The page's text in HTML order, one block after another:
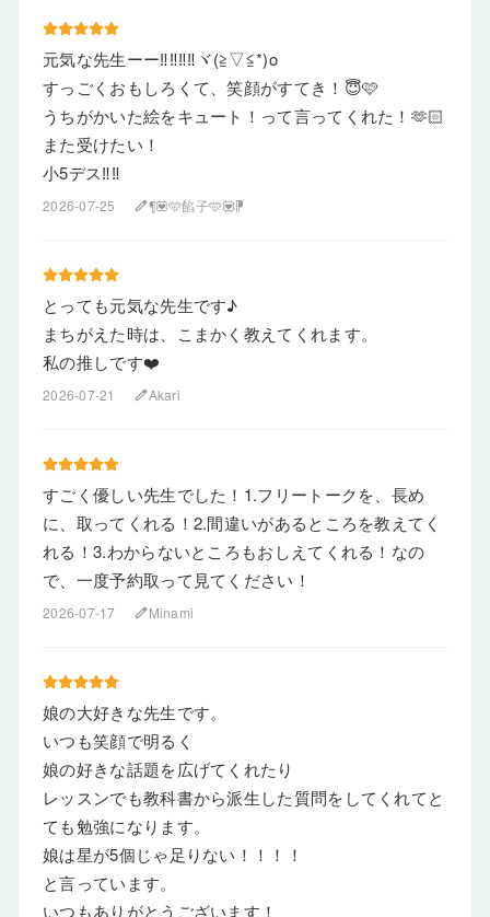
元気な先生ーー‼‼‼‼ヾ(≧▽≦*)o
すっごくおもしろくて、笑顔がすてき！😇🩷
うちがかいた絵をキュート！って言ってくれた！🫶🏻
また受けたい！
小5デス‼‼
2026-07-25 edit¶💟🩵餡子🩵💟⁋
とっても元気な先生です♪
まちがえた時は、こまかく教えてくれます。
私の推しです❤️
2026-07-21 editAkari
すごく優しい先生でした！1.フリートークを、長め
に、取ってくれる！2.間違いがあるところを教えてく
れる！3.わからないところもおしえてくれる！なの
で、一度予約取って見てください！
2026-07-17 editMinami
娘の大好きな先生です。
いつも笑顔で明るく
娘の好きな話題を広げてくれたり
レッスンでも教科書から派生した質問をしてくれてと
ても勉強になります。
娘は星が5個じゃ足りない！！！！
と言っています。
いつもありがとうございます！